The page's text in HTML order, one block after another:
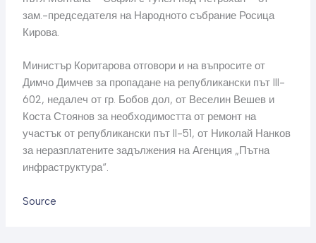
зам.-председателя на Народното събрание Росица
Кирова.
Министър Коритарова отговори и на въпросите от
Димчо Димчев за пропадане на републикански път III-
602, недалеч от гр. Бобов дол, от Веселин Вешев и
Коста Стоянов за необходимостта от ремонт на
участък от републикански път II-51, от Николай Нанков
за неразплатените задължения на Агенция „Пътна
инфраструктура“.
Source